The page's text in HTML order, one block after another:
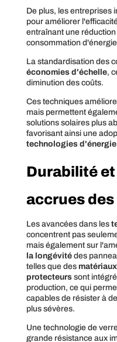
De plus, les entreprises
pour améliorer
entraînant une
consommation
La standardisation des
économies d'échelle,
diminution des coûts.
Ces techniques
mais permettent
solutions solaires plus
favorisant ainsi une
technologies
Durabilité
accrues
Les avancées dans les
concentrent pas
mais également sur
la longévitédes
telles que des
protecteurssont
production, ce qui
capables de résister à
plus sévères.
Une technologie de
grande résistance aux